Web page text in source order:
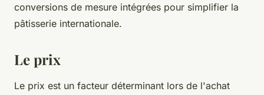
conversions de mesure intégrées pour simplifier la
pâtisserie internationale.
Le prix
Le prix est un facteur déterminant lors de l'achat